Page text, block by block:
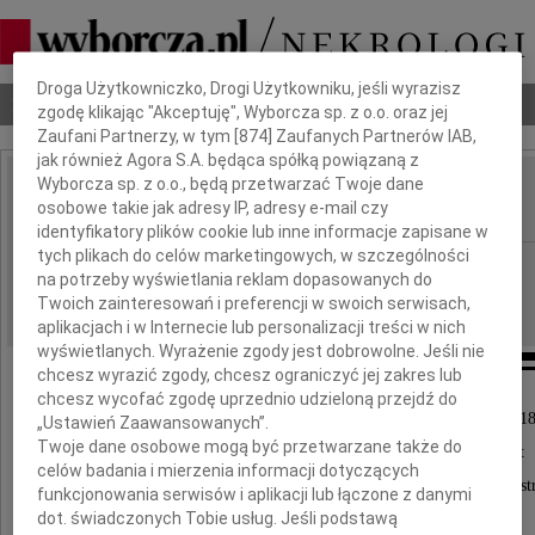
Nekrologi Odeszli Poradnik pogrzebowy
IMIĘ I NAZWISKO: Stanisława Karpińska
REGION: Wrocław
DATA EMISJI: 08.05.2018
Z głębokim żalem zawiadamiamy, że dnia 4 maja
po długiej i ciężkiej chorobie, w wieku 86 lat
odeszła nasza ukochana Mama i Babcia oraz
Dbamy o Twoją prywatność
Droga Użytkowniczko, Drogi Użytkowniku, jeśli wyrazisz
zgodę klikając "Akceptuję", Wyborcza sp. z o.o. oraz jej
Zaufani Partnerzy, w tym [874 ] Zaufanych Partnerów IAB,
jak również Agora S.A. będąca spółką powiązaną z
Wyborcza sp. z o.o., będą przetwarzać Twoje dane
osobowe takie jak adresy IP, adresy e-mail czy
identyfikatory plików cookie lub inne informacje zapisane w
tych plikach do celów marketingowych, w szczególności
na potrzeby wyświetlania reklam dopasowanych do
Twoich zainteresowań i preferencji w swoich serwisach,
aplikacjach i w Internecie lub personalizacji treści w nich
wyświetlanych. Wyrażenie zgody jest dobrowolne. Jeśli nie
chcesz wyrazić zgody, chcesz ograniczyć jej zakres lub
chcesz wycofać zgodę uprzednio udzieloną przejdź do
„Ustawień Zaawansowanych”.
Twoje dane osobowe mogą być przetwarzane także do
celów badania i mierzenia informacji dotyczących
funkcjonowania serwisów i aplikacji lub łączone z danymi
dot. świadczonych Tobie usług. Jeśli podstawą